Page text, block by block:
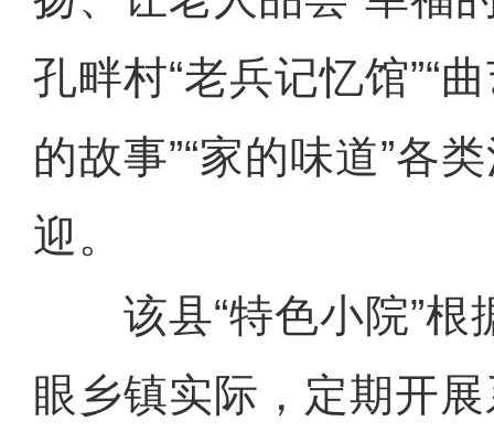
孔畔村“老兵记忆馆”“
的故事”“家的味道”各
迎。
该县“特色小院”根
眼乡镇实际，定期开